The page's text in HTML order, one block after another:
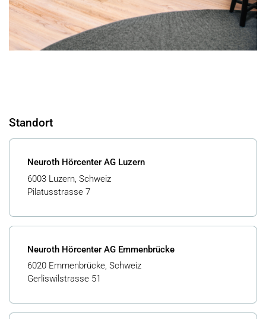
Standort
Neuroth Hörcenter AG Luzern
6003 Luzern, Schweiz
Pilatusstrasse 7
Neuroth Hörcenter AG Emmenbrücke
6020 Emmenbrücke, Schweiz
Gerliswilstrasse 51